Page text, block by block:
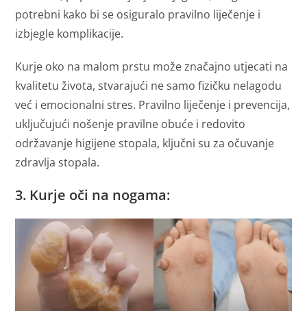
potrebni kako bi se osiguralo pravilno liječenje i
izbjegle komplikacije.
Kurje oko na malom prstu može značajno utjecati na
kvalitetu života, stvarajući ne samo fizičku nelagodu
već i emocionalni stres. Pravilno liječenje i prevencija,
uključujući nošenje pravilne obuće i redovito
održavanje higijene stopala, ključni su za očuvanje
zdravlja stopala.
3. Kurje oči na nogama: